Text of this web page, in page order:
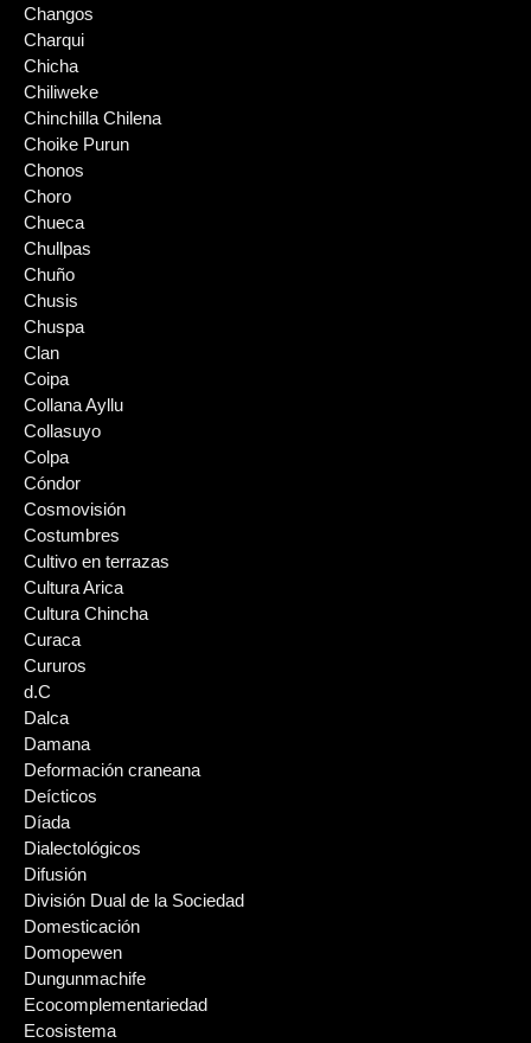
Changos
Charqui
Chicha
Chiliweke
Chinchilla Chilena
Choike Purun
Chonos
Choro
Chueca
Chullpas
Chuño
Chusis
Chuspa
Clan
Coipa
Collana Ayllu
Collasuyo
Colpa
Cóndor
Cosmovisión
Costumbres
Cultivo en terrazas
Cultura Arica
Cultura Chincha
Curaca
Cururos
d.C
Dalca
Damana
Deformación craneana
Deícticos
Díada
Dialectológicos
Difusión
División Dual de la Sociedad
Domesticación
Domopewen
Dungunmachife
Ecocomplementariedad
Ecosistema